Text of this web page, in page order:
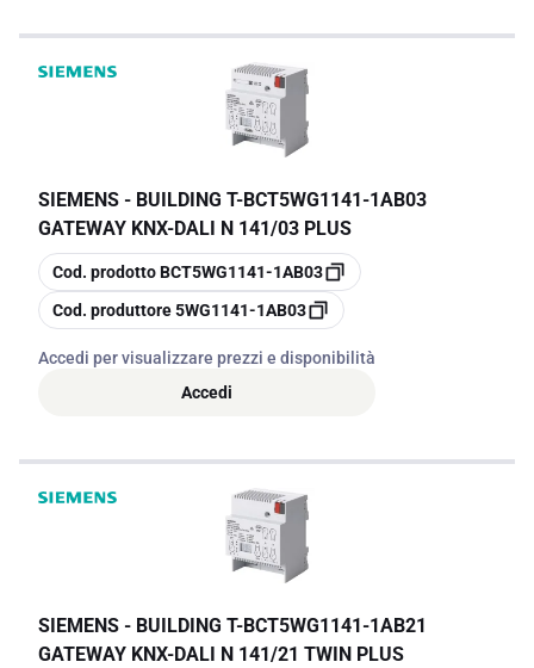
SIEMENS - BUILDING T-BCT5WG1141-1AB03
GATEWAY KNX-DALI N 141/03 PLUS
copia
Cod. prodottoBCT5WG1141-1AB03
copia
Cod. produttore5WG1141-1AB03
Accedi per visualizzare prezzi e disponibilità
Accedi
SIEMENS - BUILDING T-BCT5WG1141-1AB21
GATEWAY KNX-DALI N 141/21 TWIN PLUS